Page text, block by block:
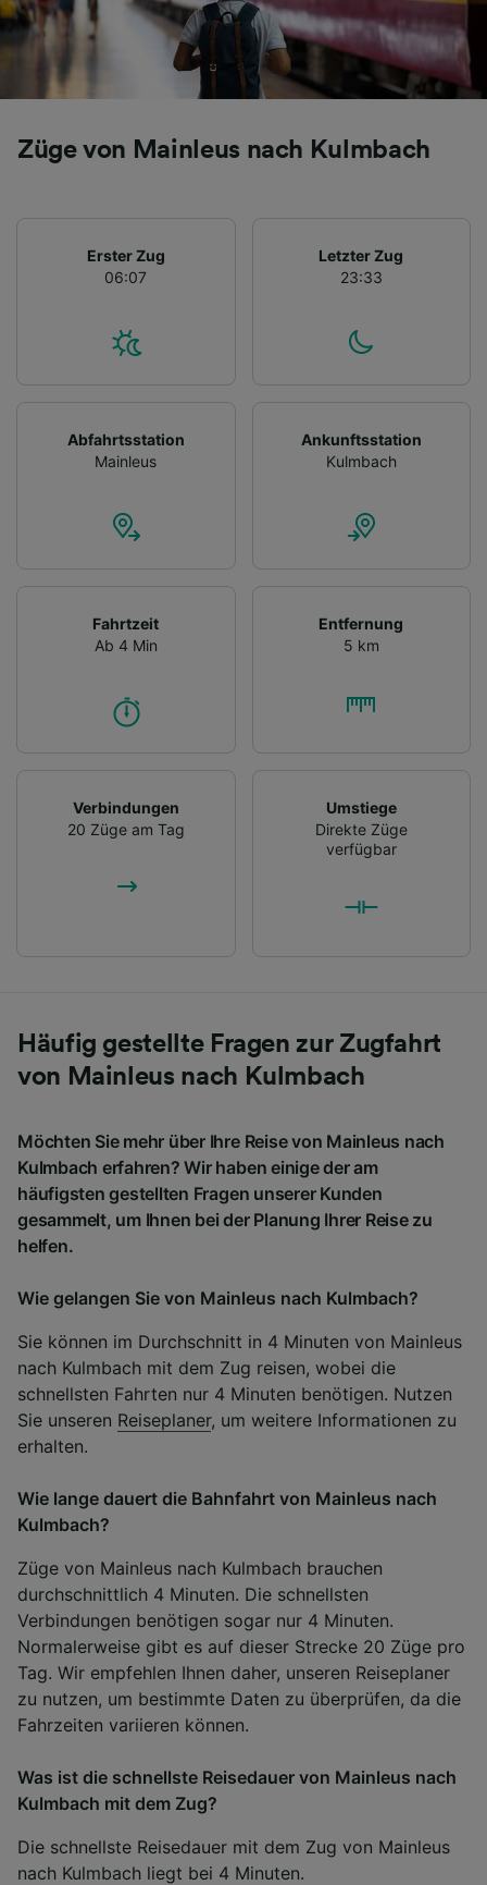
Züge von Mainleus nach Kulmbach
Erster Zug
06:07
Letzter Zug
23:33
Abfahrtsstation
Mainleus
Ankunftsstation
Kulmbach
Fahrtzeit
Ab 4 Min
Entfernung
5 km
Verbindungen
20 Züge am Tag
Umstiege
Direkte Züge
verfügbar
Häufig gestellte Fragen zur Zugfahrt
von Mainleus nach Kulmbach
Möchten Sie mehr über Ihre Reise von Mainleus nach
Kulmbach erfahren? Wir haben einige der am
häufigsten gestellten Fragen unserer Kunden
gesammelt, um Ihnen bei der Planung Ihrer Reise zu
helfen.
Wie gelangen Sie von Mainleus nach Kulmbach?
Sie können im Durchschnitt in 4 Minuten von Mainleus
nach Kulmbach mit dem Zug reisen, wobei die
schnellsten Fahrten nur 4 Minuten benötigen. Nutzen
Sie unseren Reiseplaner, um weitere Informationen zu
erhalten.
Wie lange dauert die Bahnfahrt von Mainleus nach
Kulmbach?
Züge von Mainleus nach Kulmbach brauchen
durchschnittlich 4 Minuten. Die schnellsten
Verbindungen benötigen sogar nur 4 Minuten.
Normalerweise gibt es auf dieser Strecke 20 Züge pro
Tag. Wir empfehlen Ihnen daher, unseren Reiseplaner
zu nutzen, um bestimmte Daten zu überprüfen, da die
Fahrzeiten variieren können.
Was ist die schnellste Reisedauer von Mainleus nach
Kulmbach mit dem Zug?
Die schnellste Reisedauer mit dem Zug von Mainleus
nach Kulmbach liegt bei 4 Minuten.